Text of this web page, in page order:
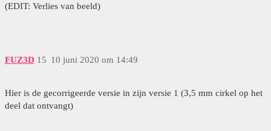
(EDIT: Verlies van beeld)
FUZ3D 10 juni 2020 om 14:49
15
Hier is de gecorrigeerde versie in zijn versie 1 (3,5 mm cirkel op het
deel dat ontvangt)